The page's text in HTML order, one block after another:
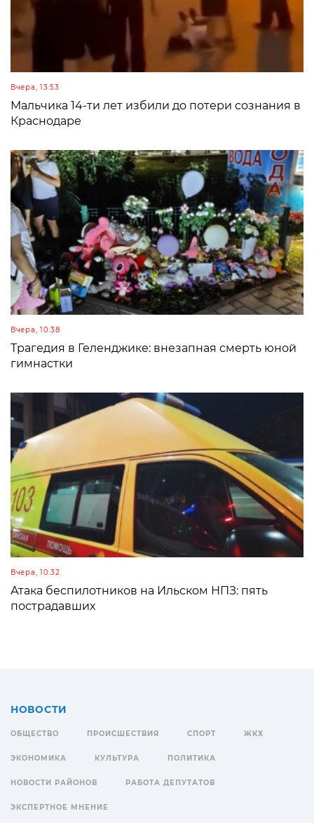
Вчера, 13:53
Мальчика 14-ти лет избили до потери сознания в
Краснодаре
Вчера, 10:38
Трагедия в Геленджике: внезапная смерть юной
гимнастки
Вчера, 10:32
Атака беспилотников на Ильском НПЗ: пять
пострадавших
НОВОСТИ
ОБЩЕСТВО ПРОИСШЕСТВИЯ СПОРТ ЖКХ
ЭКОНОМИКА КУЛЬТУРА ПОЛИТИКА
НОВОСТИ РАЙОНОВ РАБОТА ДЕПУТАТОВ
ЭКСПЕРТНОЕ МНЕНИЕ